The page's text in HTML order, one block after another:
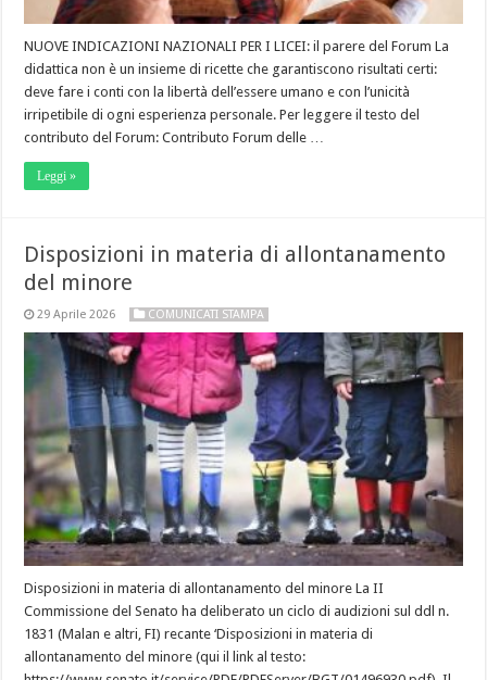
NUOVE INDICAZIONI NAZIONALI PER I LICEI: il parere del Forum La
didattica non è un insieme di ricette che garantiscono risultati certi:
deve fare i conti con la libertà dell’essere umano e con l’unicità
irripetibile di ogni esperienza personale. Per leggere il testo del
contributo del Forum: Contributo Forum delle …
Leggi »
Disposizioni in materia di allontanamento
del minore
29 Aprile 2026 COMUNICATI STAMPA
Disposizioni in materia di allontanamento del minore La II
Commissione del Senato ha deliberato un ciclo di audizioni sul ddl n.
1831 (Malan e altri, FI) recante ‘Disposizioni in materia di
allontanamento del minore (qui il link al testo: